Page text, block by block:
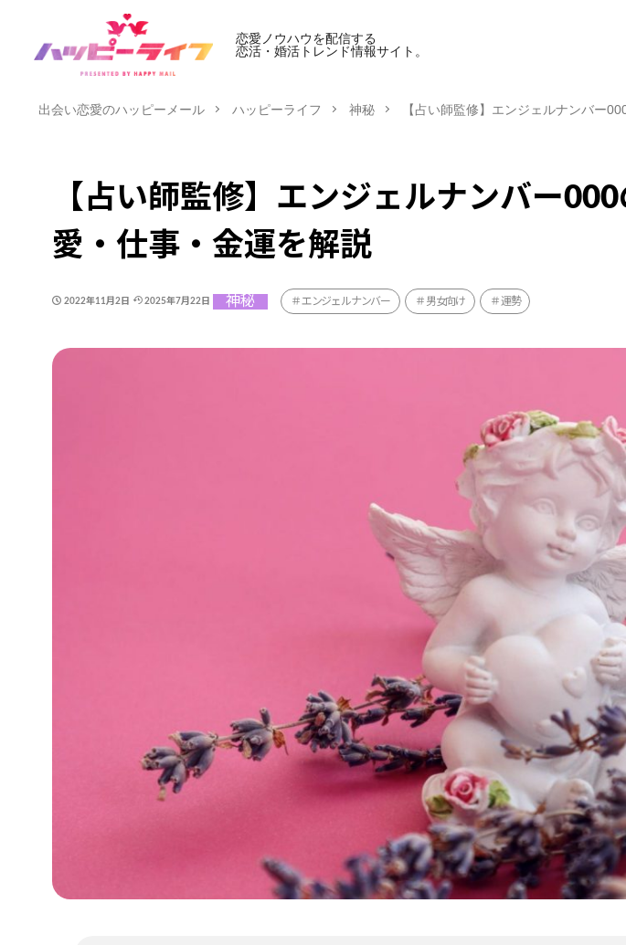
恋愛ノウハウを配信する
恋活・婚活トレンド情報サイト。
出会い恋愛のハッピーメール ハッピーライフ 神秘 【占い師監修】エンジェルナンバー
【占い師監修】エンジェルナンバー
愛・仕事・金運を解説
2022年11月2日 2025年7月22日 神秘 エンジェルナンバー 男女向け 運勢